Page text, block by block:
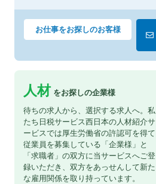
お仕事をお探しのお客様
人材 をお探しの企業様
待ちの求人から、選択する求人へ。私
たち日税サービス西日本の人材紹介サ
ービスでは厚生労働省の許認可を得て
従業員を募集している「企業様」と
「求職者」の双方に当サービスへご登
録いただき、双方をあっせんして新た
な雇用関係を取り持っています。